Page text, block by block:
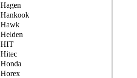
Hagen
Hankook
Hawk
Helden
HIT
Hitec
Honda
Horex